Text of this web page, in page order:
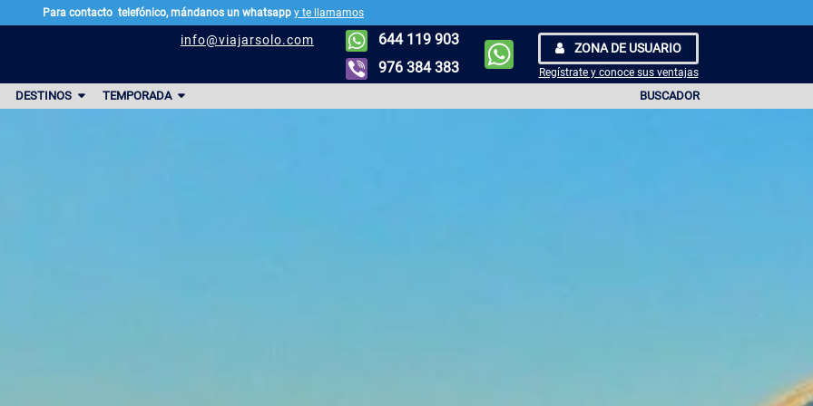
644 119 903
976 384 383
ZONA DE USUARIO
Regístrate y conoce sus ventajas
info@viajarsolo.com
DESTINOS TEMPORADA BUSCADOR
Para contacto telefónico, mándanos un whatsapp y te llamamos